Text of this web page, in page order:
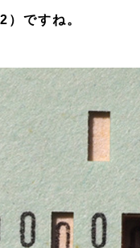
ですね。